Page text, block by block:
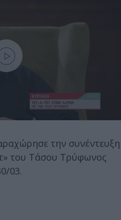
την συνέντευξη
του Τάσου Τρύφωνος
03.